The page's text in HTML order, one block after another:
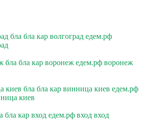
бла бла кар волгоград едем.рф
бла бла кар воронеж едем.рф воронеж
киев бла бла кар винница киев едем.рф
киев
бла кар вход едем.рф вход вход